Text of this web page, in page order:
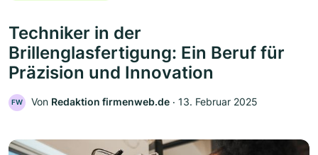
Techniker in der
Brillenglasfertigung: Ein Beruf für
Präzision und Innovation
FW Von Redaktion firmenweb.de ‧ 13. Februar 2025